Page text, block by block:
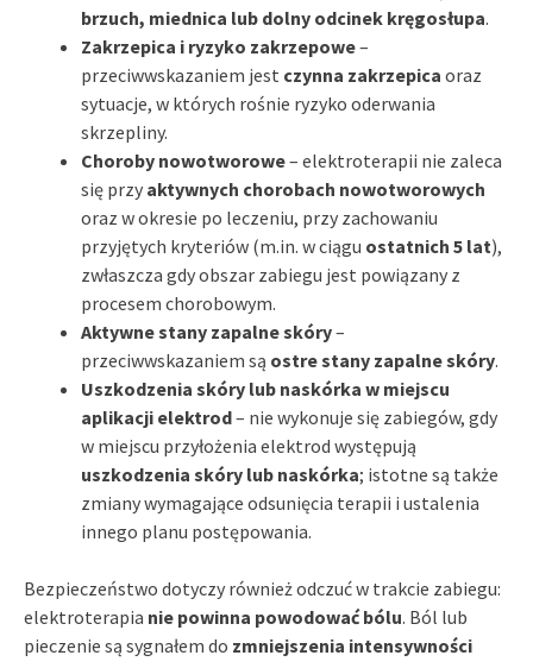
brzuch, miednica lub dolny odcinek kręgosłupa.
Zakrzepica i ryzyko zakrzepowe–
przeciwwskazaniem jest czynna zakrzepica oraz
sytuacje, w których rośnie ryzyko oderwania
skrzepliny.
Choroby nowotworowe– elektroterapii nie zaleca
się przy aktywnych chorobach nowotworowych
oraz w okresie po leczeniu, przy zachowaniu
przyjętych kryteriów (m.in. w ciągu ostatnich 5 lat),
zwłaszcza gdy obszar zabiegu jest powiązany z
procesem chorobowym.
Aktywne stany zapalne skóry–
przeciwwskazaniem są ostre stany zapalne skóry.
Uszkodzenia skóry lub naskórka w miejscu
aplikacji elektrod– nie wykonuje się zabiegów, gdy
w miejscu przyłożenia elektrod występują
uszkodzenia skóry lub naskórka; istotne są także
zmiany wymagające odsunięcia terapii i ustalenia
innego planu postępowania.
Bezpieczeństwo dotyczy również odczuć w trakcie zabiegu:
elektroterapia nie powinna powodować bólu. Ból lub
pieczenie są sygnałem do zmniejszenia intensywności